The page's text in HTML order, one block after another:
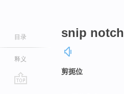
目录
释义
snip notch
剪扼位